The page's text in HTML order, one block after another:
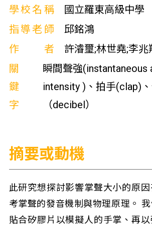
學校名稱
國立羅東高級中學
指導老師
邱銘鴻
作者
許濬璽;林世堯;李兆
關
鍵
字
瞬間聲強(instantaneous
intensity )、拍手(clap)
（decibel）
摘要或動機
此研究想探討影響掌聲大小的原
考掌聲的發音機制與物理原理。
貼合矽膠片以模擬人的手掌、再